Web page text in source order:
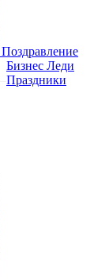
Поздравление
Бизнес Леди
Праздники